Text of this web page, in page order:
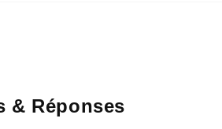
& Réponses